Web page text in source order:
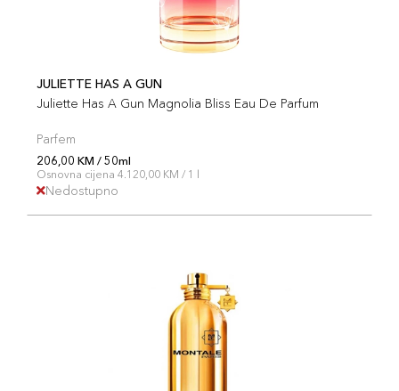
JULIETTE HAS A GUN
Juliette Has A Gun Magnolia Bliss Eau De Parfum
Parfem
206,00 KM / 50ml
Osnovna cijena 4.120,00 KM / 1 l
Nedostupno